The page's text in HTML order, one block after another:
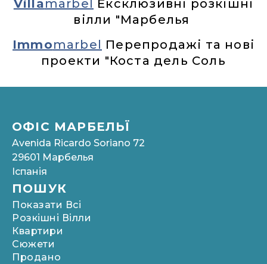
Villamarbel Ексклюзивні розкішні
вілли "Марбелья
Immomarbel Перепродажі та нові
проекти "Коста дель Соль
ОФІС МАРБЕЛЬЇ
Avenida Ricardo Soriano 72
29601 Марбелья
Іспанія
ПОШУК
Показати Всі
Розкішні Вілли
Квартири
Сюжети
Продано